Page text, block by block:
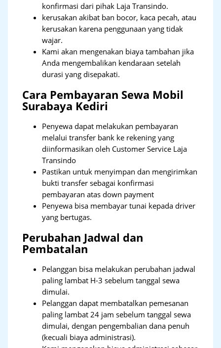
konfirmasi dari pihak Laja Transindo.
kerusakan akibat ban bocor, kaca pecah, atau
kerusakan karena penggunaan yang tidak
wajar.
Kami akan mengenakan biaya tambahan jika
Anda mengembalikan kendaraan setelah
durasi yang disepakati.
Cara Pembayaran Sewa Mobil
Surabaya Kediri
Penyewa dapat melakukan pembayaran
melalui transfer bank ke rekening yang
diinformasikan oleh Customer Service Laja
Transindo
Pastikan untuk menyimpan dan mengirimkan
bukti transfer sebagai konfirmasi
pembayaran atas down payment
Penyewa bisa membayar tunai kepada driver
yang bertugas.
Perubahan Jadwal dan
Pembatalan
Pelanggan bisa melakukan perubahan jadwal
paling lambat H-3 sebelum tanggal sewa
dimulai.
Pelanggan dapat membatalkan pemesanan
paling lambat 24 jam sebelum tanggal sewa
dimulai, dengan pengembalian dana penuh
(kecuali biaya administrasi).